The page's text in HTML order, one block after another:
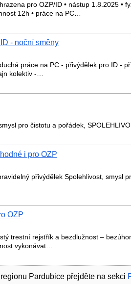
pro OZP/ID • nástup 1.8.2025 •
12h • práce na PC…
- noční směny
práce na PC - přivýdělek pro ID -
kolektiv -…
pro čistotu a pořádek,
i pro OZP
přivýdělek Spolehlivost, smysl
OZP
trestní rejstřík a bezdlužnost –
vykonávat…
Pardubice přejděte na sekci